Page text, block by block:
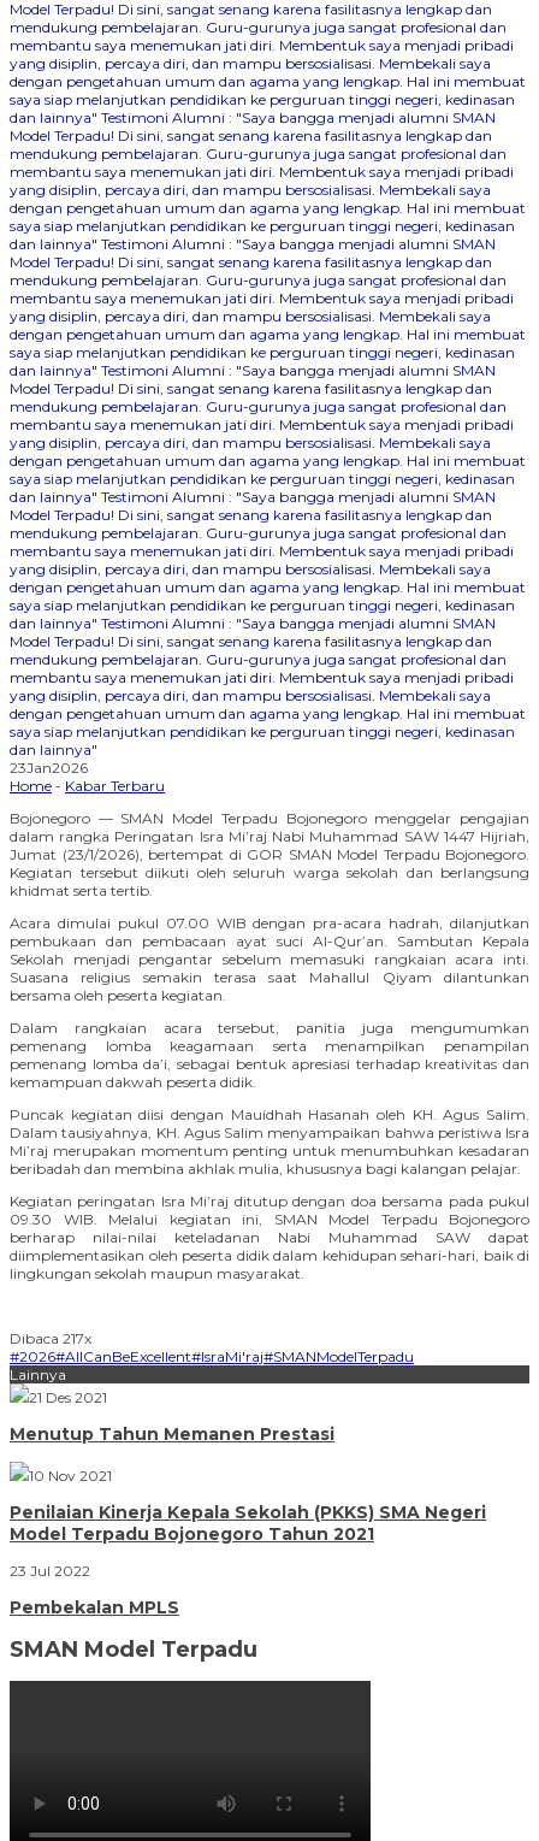
Model Terpadu! Di sini, sangat senang karena fasilitasnya lengkap dan
mendukung pembelajaran. Guru-gurunya juga sangat profesional dan
membantu saya menemukan jati diri. Membentuk saya menjadi pribadi
yang disiplin, percaya diri, dan mampu bersosialisasi. Membekali saya
dengan pengetahuan umum dan agama yang lengkap. Hal ini membuat
saya siap melanjutkan pendidikan ke perguruan tinggi negeri, kedinasan
dan lainnya" Testimoni Alumni : "Saya bangga menjadi alumni SMAN
Model Terpadu! Di sini, sangat senang karena fasilitasnya lengkap dan
mendukung pembelajaran. Guru-gurunya juga sangat profesional dan
membantu saya menemukan jati diri. Membentuk saya menjadi pribadi
yang disiplin, percaya diri, dan mampu bersosialisasi. Membekali saya
dengan pengetahuan umum dan agama yang lengkap. Hal ini membuat
saya siap melanjutkan pendidikan ke perguruan tinggi negeri, kedinasan
dan lainnya" Testimoni Alumni : "Saya bangga menjadi alumni SMAN
Model Terpadu! Di sini, sangat senang karena fasilitasnya lengkap dan
mendukung pembelajaran. Guru-gurunya juga sangat profesional dan
membantu saya menemukan jati diri. Membentuk saya menjadi pribadi
yang disiplin, percaya diri, dan mampu bersosialisasi. Membekali saya
dengan pengetahuan umum dan agama yang lengkap. Hal ini membuat
saya siap melanjutkan pendidikan ke perguruan tinggi negeri, kedinasan
dan lainnya" Testimoni Alumni : "Saya bangga menjadi alumni SMAN
Model Terpadu! Di sini, sangat senang karena fasilitasnya lengkap dan
mendukung pembelajaran. Guru-gurunya juga sangat profesional dan
membantu saya menemukan jati diri. Membentuk saya menjadi pribadi
yang disiplin, percaya diri, dan mampu bersosialisasi. Membekali saya
dengan pengetahuan umum dan agama yang lengkap. Hal ini membuat
saya siap melanjutkan pendidikan ke perguruan tinggi negeri, kedinasan
dan lainnya" Testimoni Alumni : "Saya bangga menjadi alumni SMAN
Model Terpadu! Di sini, sangat senang karena fasilitasnya lengkap dan
mendukung pembelajaran. Guru-gurunya juga sangat profesional dan
membantu saya menemukan jati diri. Membentuk saya menjadi pribadi
yang disiplin, percaya diri, dan mampu bersosialisasi. Membekali saya
dengan pengetahuan umum dan agama yang lengkap. Hal ini membuat
saya siap melanjutkan pendidikan ke perguruan tinggi negeri, kedinasan
dan lainnya" Testimoni Alumni : "Saya bangga menjadi alumni SMAN
Model Terpadu! Di sini, sangat senang karena fasilitasnya lengkap dan
mendukung pembelajaran. Guru-gurunya juga sangat profesional dan
membantu saya menemukan jati diri. Membentuk saya menjadi pribadi
yang disiplin, percaya diri, dan mampu bersosialisasi. Membekali saya
dengan pengetahuan umum dan agama yang lengkap. Hal ini membuat
saya siap melanjutkan pendidikan ke perguruan tinggi negeri, kedinasan
dan lainnya"
23Jan2026
Home - Kabar Terbaru
Bojonegoro — SMAN Model Terpadu Bojonegoro menggelar pengajian
dalam rangka Peringatan Isra Mi’raj Nabi Muhammad SAW 1447 Hijriah,
Jumat (23/1/2026), bertempat di GOR SMAN Model Terpadu Bojonegoro.
Kegiatan tersebut diikuti oleh seluruh warga sekolah dan berlangsung
khidmat serta tertib.
Acara dimulai pukul 07.00 WIB dengan pra-acara hadrah, dilanjutkan
pembukaan dan pembacaan ayat suci Al-Qur’an. Sambutan Kepala
Sekolah menjadi pengantar sebelum memasuki rangkaian acara inti.
Suasana religius semakin terasa saat Mahallul Qiyam dilantunkan
bersama oleh peserta kegiatan.
Dalam rangkaian acara tersebut, panitia juga mengumumkan
pemenang lomba keagamaan serta menampilkan penampilan
pemenang lomba da’i, sebagai bentuk apresiasi terhadap kreativitas dan
kemampuan dakwah peserta didik.
Puncak kegiatan diisi dengan Mauidhah Hasanah oleh KH. Agus Salim.
Dalam tausiyahnya, KH. Agus Salim menyampaikan bahwa peristiwa Isra
Mi’raj merupakan momentum penting untuk menumbuhkan kesadaran
beribadah dan membina akhlak mulia, khususnya bagi kalangan pelajar.
Kegiatan peringatan Isra Mi’raj ditutup dengan doa bersama pada pukul
09.30 WIB. Melalui kegiatan ini, SMAN Model Terpadu Bojonegoro
berharap nilai-nilai keteladanan Nabi Muhammad SAW dapat
diimplementasikan oleh peserta didik dalam kehidupan sehari-hari, baik di
lingkungan sekolah maupun masyarakat.
Dibaca 217x
#2026#AllCanBeExcellent#IsraMi'raj#SMANModelTerpadu
Lainnya
21 Des 2021
Menutup Tahun Memanen Prestasi
10 Nov 2021
Penilaian Kinerja Kepala Sekolah (PKKS) SMA Negeri
Model Terpadu Bojonegoro Tahun 2021
23 Jul 2022
Pembekalan MPLS
SMAN Model Terpadu